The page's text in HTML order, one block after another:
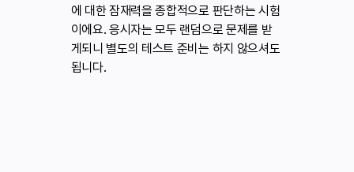
에 대한 잠재력을 종합적으로 판단하는 시험
이에요. 응시자는 모두 랜덤으로 문제를 받
게되니 별도의 테스트 준비는 하지 않으셔도
됩니다.